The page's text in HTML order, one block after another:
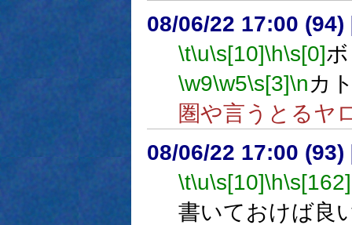
08/06/22 17:00 (94)
\t\u\s[10]\h\s[0]
\w9\w5\s[3]\nカ
圏や言うとるヤ
08/06/22 17:00 (93)
\t\u\s[10]\h\s[162]
書いておけば良